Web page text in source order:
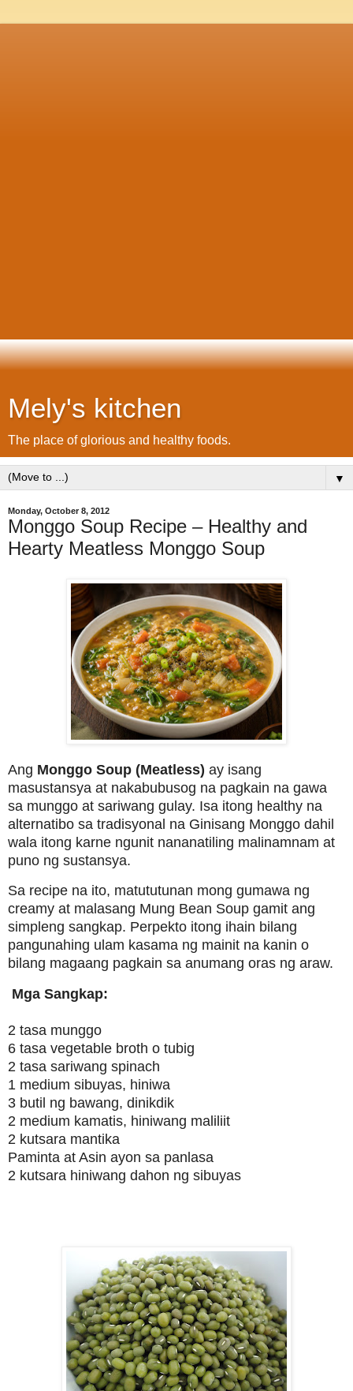
Mely's kitchen
The place of glorious and healthy foods.
▼
Monday, October 8, 2012
Monggo Soup Recipe – Healthy and
Hearty Meatless Monggo Soup
Ang Monggo Soup (Meatless) ay isang
masustansya at nakabubusog na pagkain na gawa
sa munggo at sariwang gulay. Isa itong healthy na
alternatibo sa tradisyonal na Ginisang Monggo dahil
wala itong karne ngunit nananatiling malinamnam at
puno ng sustansya.
Sa recipe na ito, matututunan mong gumawa ng
creamy at malasang Mung Bean Soup gamit ang
simpleng sangkap. Perpekto itong ihain bilang
pangunahing ulam kasama ng mainit na kanin o
bilang magaang pagkain sa anumang oras ng araw.
Mga Sangkap:
2 tasa munggo
6 tasa vegetable broth o tubig
2 tasa sariwang spinach
1 medium sibuyas, hiniwa
3 butil ng bawang, dinikdik
2 medium kamatis, hiniwang maliliit
2 kutsara mantika
Paminta at Asin ayon sa panlasa
2 kutsara hiniwang dahon ng sibuyas